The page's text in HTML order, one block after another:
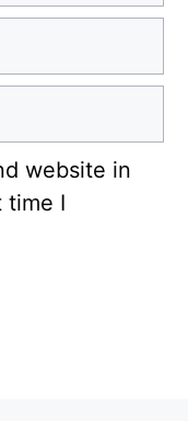
website in
time I